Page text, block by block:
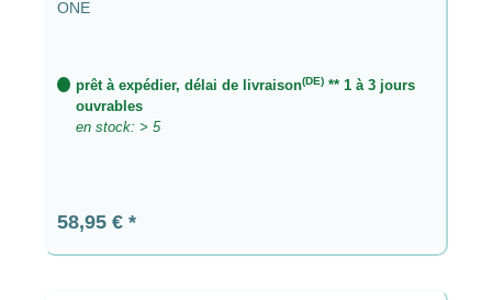
ONE
prêt à expédier, délai de livraison(DE) ** 1 à 3 jours
ouvrables
en stock: > 5
Prix régulier :
58,95 €